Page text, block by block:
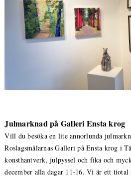
Julmarknad på Galleri Ensta krog
Vill du besöka en lite annorlunda
Roslagsmålarnas Galleri på Ensta krog i
konsthantverk, julpyssel och fika och
december alla dagar 11-16. Vi är ett